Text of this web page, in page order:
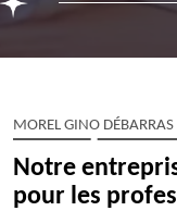
MOREL GINO
Notre
pour les